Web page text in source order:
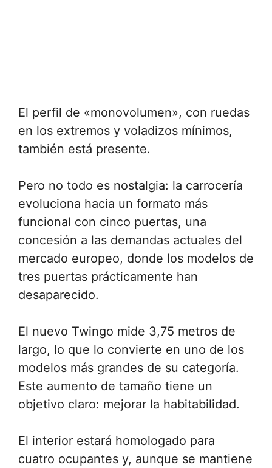
El perfil de «monovolumen», con ruedas
en los extremos y voladizos mínimos,
también está presente.
Pero no todo es nostalgia: la carrocería
evoluciona hacia un formato más
funcional con cinco puertas, una
concesión a las demandas actuales del
mercado europeo, donde los modelos de
tres puertas prácticamente han
desaparecido.
El nuevo Twingo mide 3,75 metros de
largo, lo que lo convierte en uno de los
modelos más grandes de su categoría.
Este aumento de tamaño tiene un
objetivo claro: mejorar la habitabilidad.
El interior estará homologado para
cuatro ocupantes y, aunque se mantiene